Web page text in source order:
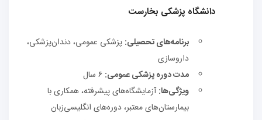
دانشگاه پزشکی بخارست
برنامه‌های تحصیلی: پزشکی عمومی، دندان‌پزشکی،
داروسازی
مدت دوره پزشکی عمومی:
ویژگی‌ها: آزمایشگاه‌های پیشرفته، همکاری با
بیمارستان‌های معتبر، دوره‌های انگلیسی‌زبان